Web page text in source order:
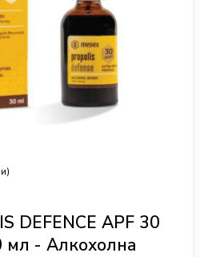
DEFENCE APF 30
мл - Алкохолна